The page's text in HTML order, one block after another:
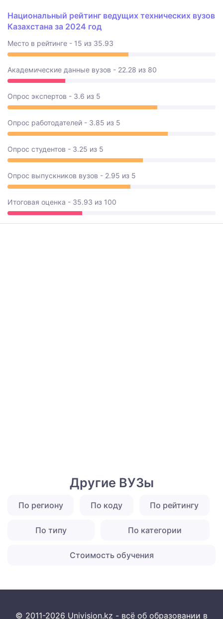
Национальный рейтинг ведущих технических вузов
Казахстана за 2024 год
Место в рейтинге - 15 из 35.93
Академические данные вузов - 22.28 из 80
Опрос экспертов - 3.6 из 5
Опрос работодателей - 3.85 из 5
Опрос студентов - 3.25 из 5
Опрос выпускников вузов - 2.95 из 5
Итоговая оценка - 35.93 из 100
Другие ВУЗы
По региону По коду По рейтингу
По типу По категории
Стоимость обучения
© 2011-2026 Univision.kz - всё об образовании в